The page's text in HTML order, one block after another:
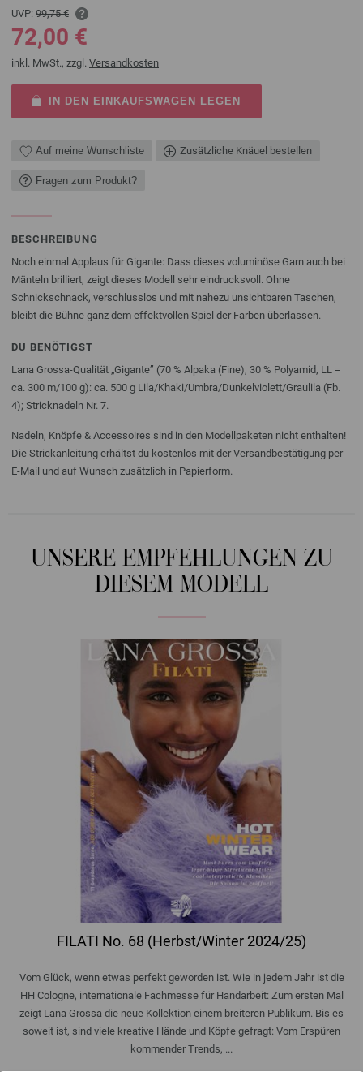
UVP: 99,75 €
72,00 €
inkl. MwSt., zzgl. Versandkosten
IN DEN EINKAUFSWAGEN LEGEN
Auf meine Wunschliste Zusätzliche Knäuel bestellen
Fragen zum Produkt?
BESCHREIBUNG
Noch einmal Applaus für Gigante: Dass dieses voluminöse Garn auch bei
Mänteln brilliert, zeigt dieses Modell sehr eindrucksvoll. Ohne
Schnickschnack, verschlusslos und mit nahezu unsichtbaren Taschen,
bleibt die Bühne ganz dem effektvollen Spiel der Farben überlassen.
DU BENÖTIGST
Lana Grossa-Qualität „Gigante” (70 % Alpaka (Fine), 30 % Polyamid, LL =
ca. 300 m/100 g): ca. 500 g Lila/Khaki/Umbra/Dunkelviolett/Graulila (Fb.
4); Stricknadeln Nr. 7.
Nadeln, Knöpfe & Accessoires sind in den Modellpaketen nicht enthalten!
Die Strickanleitung erhältst du kostenlos mit der Versandbestätigung per
E-Mail und auf Wunsch zusätzlich in Papierform.
UNSERE EMPFEHLUNGEN ZU
DIESEM MODELL
FILATI No. 68 (Herbst/Winter 2024/25)
Vom Glück, wenn etwas perfekt geworden ist. Wie in jedem Jahr ist die
HH Cologne, internationale Fachmesse für Handarbeit: Zum ersten Mal
zeigt Lana Grossa die neue Kollektion einem breiteren Publikum. Bis es
soweit ist, sind viele kreative Hände und Köpfe gefragt: Vom Erspüren
kommender Trends, ...